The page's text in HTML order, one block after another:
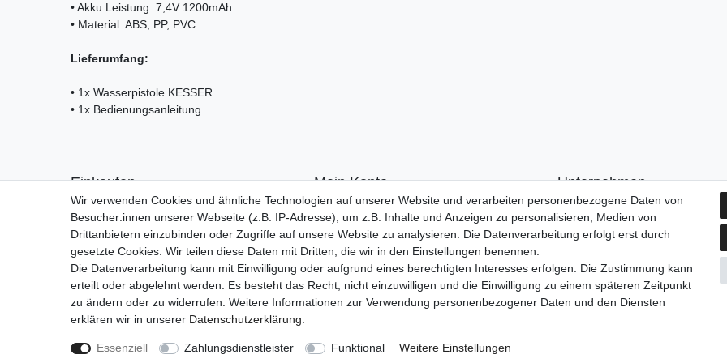
• Akku Leistung: 7,4V 1200mAh
• Material: ABS, PP, PVC
Lieferumfang:
• 1x Wasserpistole KESSER
• 1x Bedienungsanleitung
Einkaufen
Zahlungsarten
Versandarten & -kosten
Warenkorb
Kasse
Widerrufsrecht
Mein Konto
Anmelden
Registrieren
Unternehmen
Kontakt
AGB
Datenschutzerklärung
Wir verwenden Cookies und ähnliche Technologien auf unserer Website und verarbeiten personenbezogene Daten von
Besucher:innen unserer Webseite (z.B. IP-Adresse), um z.B. Inhalte und Anzeigen zu personalisieren, Medien von
Drittanbietern einzubinden oder Zugriffe auf unsere Website zu analysieren. Die Datenverarbeitung erfolgt erst durch
gesetzte Cookies. Wir teilen diese Daten mit Dritten, die wir in den Einstellungen benennen.
Die Datenverarbeitung kann mit Einwilligung oder aufgrund eines berechtigten Interesses erfolgen. Die Zustimmung kann
erteilt oder abgelehnt werden. Es besteht das Recht, nicht einzuwilligen und die Einwilligung zu einem späteren Zeitpunkt
zu ändern oder zu widerrufen. Weitere Informationen zur Verwendung personenbezogener Daten und den Diensten
erklären wir in unserer Daten­schutz­erklärung
Essenziell Zahlungsdienstleister Funktional Weitere Einstellungen